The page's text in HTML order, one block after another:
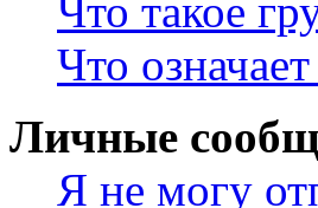
Что такое
Что
Личные
Я не могу